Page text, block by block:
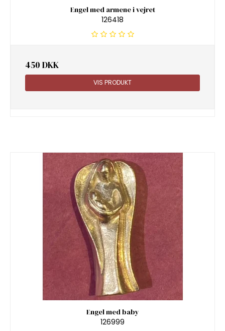
Engel med armene i vejret
126418
450 DKK
VIS PRODUKT
Engel med baby
126999